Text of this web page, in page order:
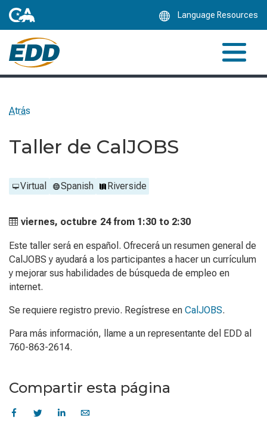
Language Resources
Atrás
Taller de CalJOBS
Virtual Spanish Riverside
viernes, octubre 24 from 1:30 to 2:30
Este taller será en español. Ofrecerá un resumen general de
CalJOBS y ayudará a los participantes a hacer un currículum
y mejorar sus habilidades de búsqueda de empleo en
internet.
Se requiere registro previo. Regístrese en CalJOBS.
Para más información, llame a un representante del EDD al
760-863-2614.
Compartir esta página